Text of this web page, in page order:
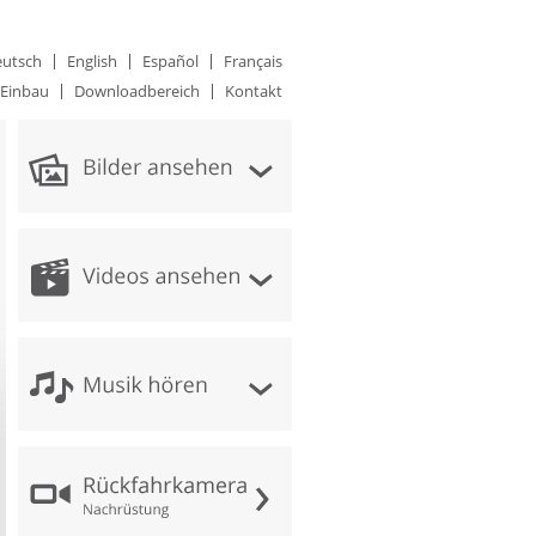
English Español
Français
Einbau
Downloadbereich Kontakt